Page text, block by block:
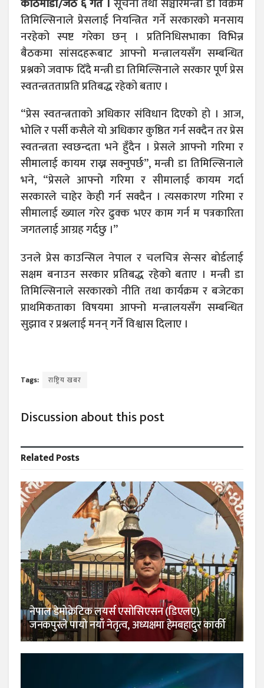
काठमाडौँ/जेठ ६ गते । सूचना तथा सञ्चारमन्त्री डा विक्रम
तिमिल्सिनाले प्रेसलाई नियन्त्रित गर्ने सरकारको मनसाय
नरहेको स्पष्ट गरेका छन् । प्रतिनिधिसभाका विभिन्न
बैठकमा सांसदहरूबाट आफ्नो मन्त्रालयसँग सम्बन्धित
प्रश्नको जवाफ दिँदै मन्त्री डा तिमिल्सिनाले सरकार पूर्ण प्रेस
स्वतन्त्रतताप्रति प्रतिबद्ध रहेको बताए ।
“प्रेस स्वतन्त्रताको अधिकार संविधान दिएको हो । आज,
भोलि र पर्सी कसैले यो अधिकार कुष्ठित गर्न सक्दैन तर प्रेस
स्वतन्त्रता स्वछन्दता भने हुँदैन । प्रेसले आफ्नो गरिमा र
सीमालाई कायम राख्न सक्नुपर्छ”, मन्त्री डा तिमिल्सिनाले
भने, “प्रेसले आफ्नो गरिमा र सीमालाई कायम गर्दा
सरकारले चाहेर केही गर्न सक्दैन । त्यसकारण गरिमा र
सीमालाई ख्याल गरेर ढुक्क भएर काम गर्न म पत्रकारिता
जगतलाई आग्रह गर्दछु ।”
उनले प्रेस काउन्सिल नेपाल र चलचित्र सेन्सर बोर्डलाई
सक्षम बनाउन सरकार प्रतिबद्ध रहेको बताए । मन्त्री डा
तिमिल्सिनाले सरकारको नीति तथा कार्यक्रम र बजेटका
प्राथमिकताका विषयमा आफ्नो मन्त्रालयसँग सम्बन्धित
सुझाव र प्रश्नलाई मनन् गर्ने विश्वास दिलाए ।
Tags: राष्ट्रिय खबर
Discussion about this post
RelatedPosts
नेपाल डेमोक्रेटिक लयर्स एसोसिएसन (डिएलए)
जनकपुरले पायो नयाँ नेतृत्व, अध्यक्षमा हेमबहादुर कार्की